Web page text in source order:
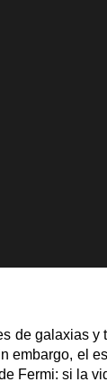
de galaxias
embargo, el
Fermi: si la